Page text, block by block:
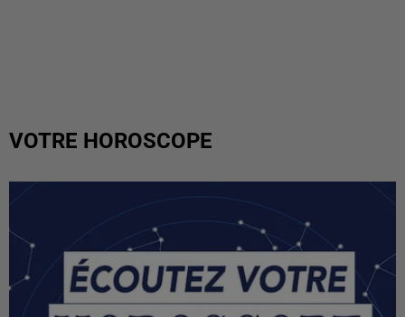
VOTRE HOROSCOPE